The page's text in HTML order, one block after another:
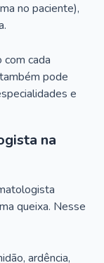
no paciente),
cada
pode
e
na
queixa. Nesse
ardência,